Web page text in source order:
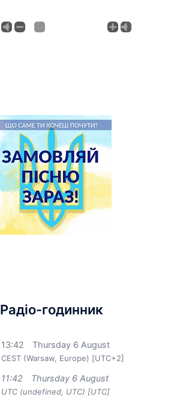
Радіо-годинник
13:42 Thursday 6 August
CEST (Warsaw, Europe) [UTC+2]
11:42 Thursday 6 August
UTC (undefined, UTC) [UTC]